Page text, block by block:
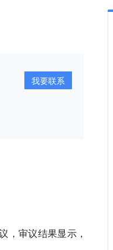
我要联系
，审议结果显示，